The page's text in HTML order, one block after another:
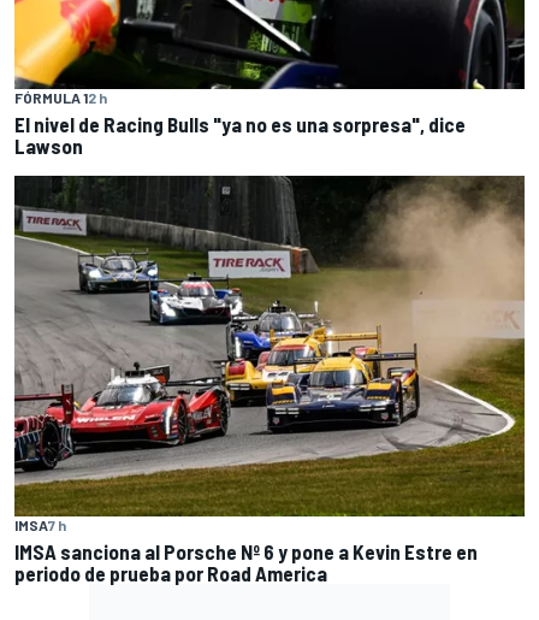
FÓRMULA 12 h
El nivel de Racing Bulls "ya no es una sorpresa", dice
Lawson
IMSA7 h
IMSA sanciona al Porsche Nº 6 y pone a Kevin Estre en
periodo de prueba por Road America